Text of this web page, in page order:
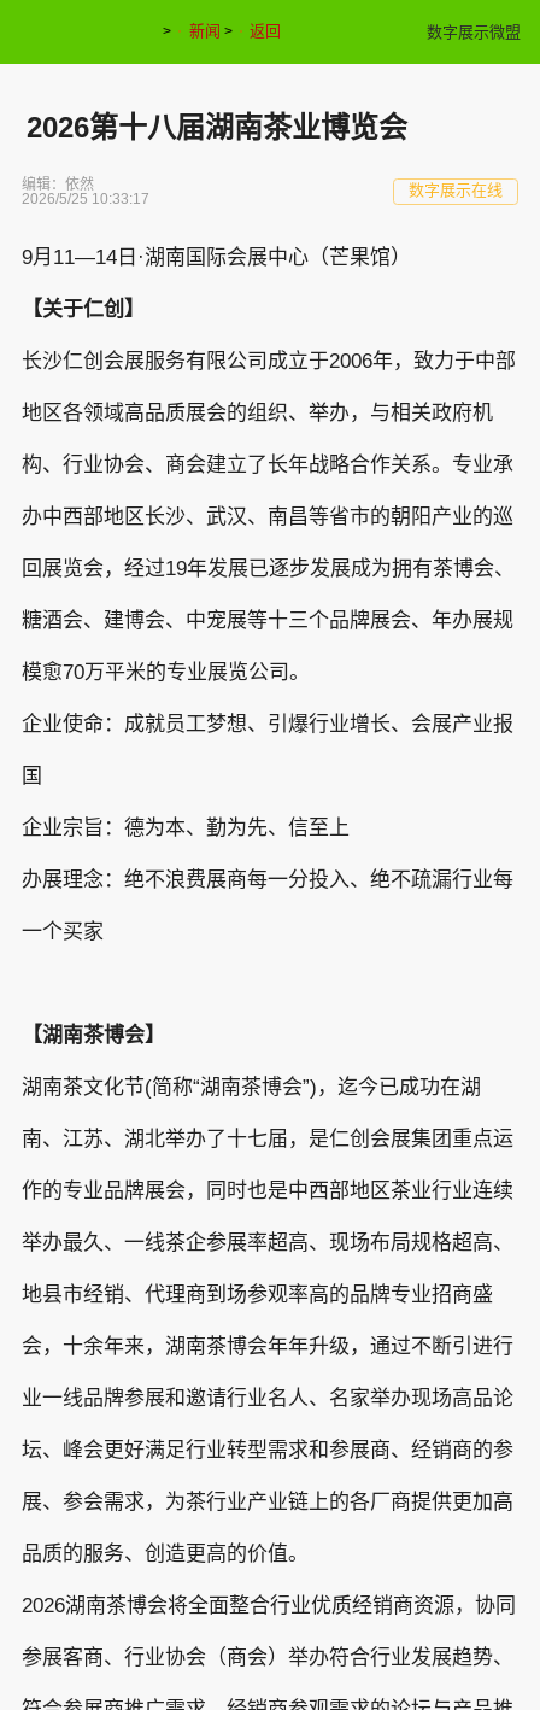
> 新闻 > 返回 数字展示微盟
2026第十八届湖南茶业博览会
编辑：依然
2026/5/25 10:33:17
数字展示在线
9月11—14日·湖南国际会展中心（芒果馆）
【关于仁创】
长沙仁创会展服务有限公司成立于2006年，致力于中部
地区各领域高品质展会的组织、举办，与相关政府机
构、行业协会、商会建立了长年战略合作关系。专业承
办中西部地区长沙、武汉、南昌等省市的朝阳产业的巡
回展览会，经过19年发展已逐步发展成为拥有茶博会、
糖酒会、建博会、中宠展等十三个品牌展会、年办展规
模愈70万平米的专业展览公司。
企业使命：成就员工梦想、引爆行业增长、会展产业报
国
企业宗旨：德为本、勤为先、信至上
办展理念：绝不浪费展商每一分投入、绝不疏漏行业每
一个买家
【湖南茶博会】
湖南茶文化节(简称“湖南茶博会”)，迄今已成功在湖
南、江苏、湖北举办了十七届，是仁创会展集团重点运
作的专业品牌展会，同时也是中西部地区茶业行业连续
举办最久、一线茶企参展率超高、现场布局规格超高、
地县市经销、代理商到场参观率高的品牌专业招商盛
会，十余年来，湖南茶博会年年升级，通过不断引进行
业一线品牌参展和邀请行业名人、名家举办现场高品论
坛、峰会更好满足行业转型需求和参展商、经销商的参
展、参会需求，为茶行业产业链上的各厂商提供更加高
品质的服务、创造更高的价值。
2026湖南茶博会将全面整合行业优质经销商资源，协同
参展客商、行业协会（商会）举办符合行业发展趋势、